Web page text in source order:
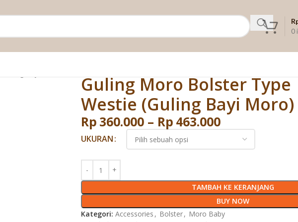
0
Guling Moro Bolster Type
Westie (Guling Bayi Moro)
Rp 360.000 – Rp 463.000
UKURAN
TAMBAH KE KERANJANG
BUY NOW
Kategori: Accessories , Bolster, Moro Baby